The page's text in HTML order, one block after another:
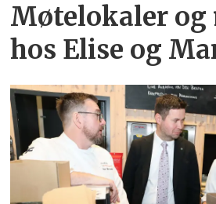
Møtelokaler
hos Elise og